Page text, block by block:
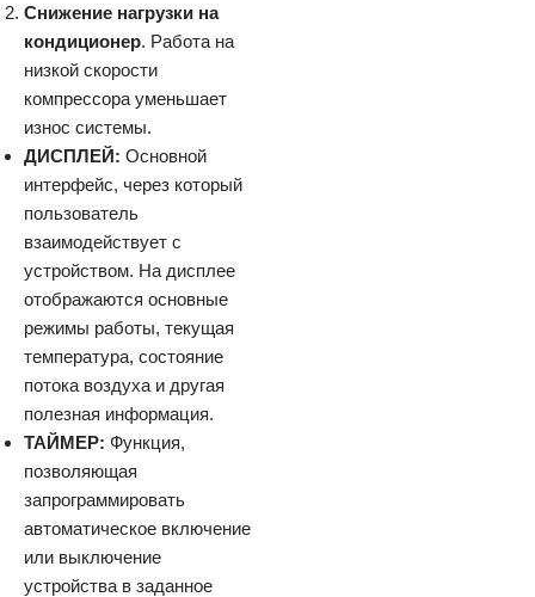
Снижение нагрузки на
кондиционер. Работа на
низкой скорости
компрессора уменьшает
износ системы.
ДИСПЛЕЙ: Основной
интерфейс, через который
пользователь
взаимодействует с
устройством. На дисплее
отображаются основные
режимы работы, текущая
температура, состояние
потока воздуха и другая
полезная информация.
ТАЙМЕР: Функция,
позволяющая
запрограммировать
автоматическое включение
или выключение
устройства в заданное